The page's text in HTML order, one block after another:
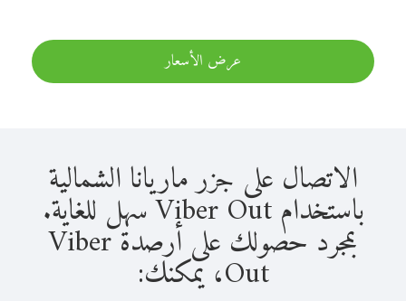
عرض الأسعار
الاتصال على جزر ماريانا الشمالية
باستخدام Viber Out سهل للغاية.
بمجرد حصولك على أرصدة Viber
Out، يمكنك: